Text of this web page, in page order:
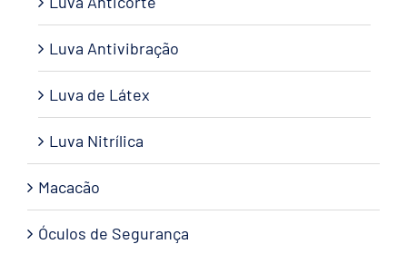
Luva Antivibração
Luva de Látex
Luva Nitrílica
Macacão
Óculos de Segurança